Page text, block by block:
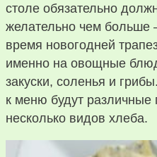
столе обязательно
желательно чем больше
время новогодней
именно на овощные
закуски, соленья и
к меню будут различные
несколько видов хлеба.